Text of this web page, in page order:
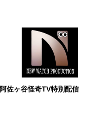
阿佐ヶ谷怪奇TV特別配信